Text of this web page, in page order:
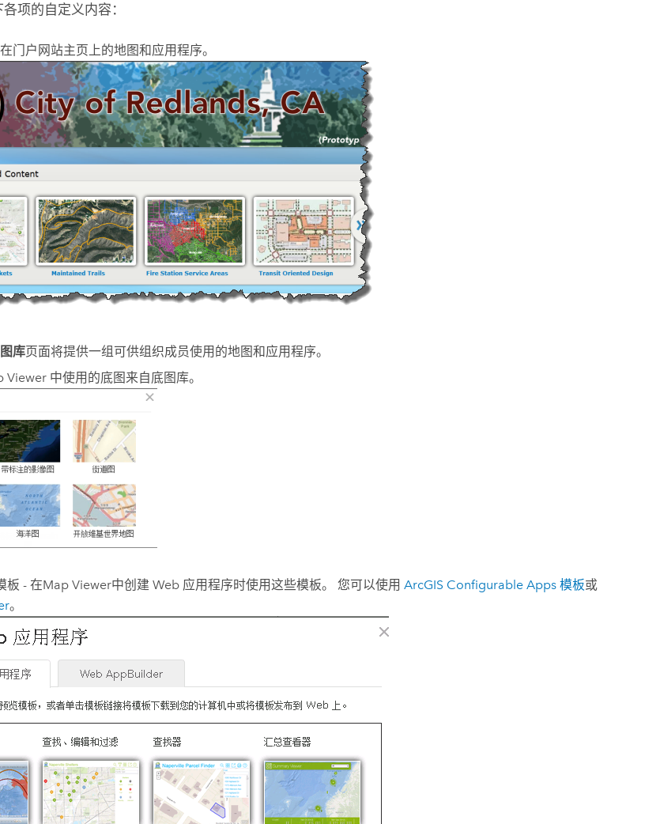
项的自定义内容：
门户网站主页上的地图和应用程序。
图库页面将提供一组可供组织成员使用的地图和应用程序。
Viewer中使用的底图来自底图库。
板 - 在Map Viewer中创建 Web 应用程序时使用这些模板。 您可以使用 ArcGIS Configurable Apps模板或
。